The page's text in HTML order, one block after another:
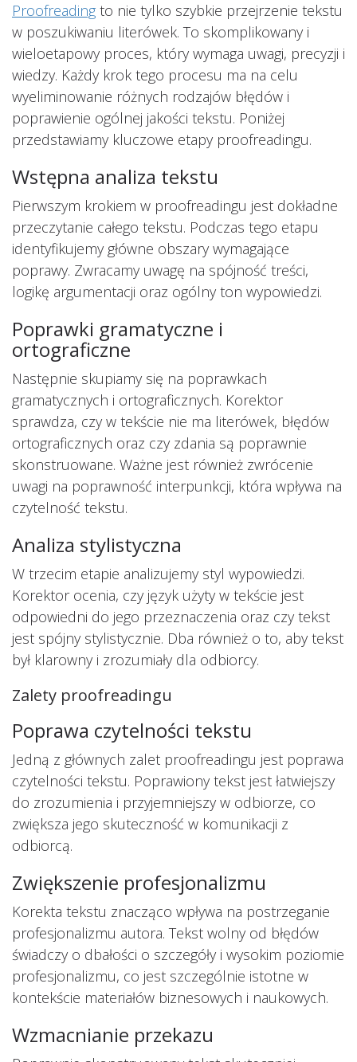
Proofreading to nie tylko szybkie przejrzenie tekstu
w poszukiwaniu literówek. To skomplikowany i
wieloetapowy proces, który wymaga uwagi, precyzji i
wiedzy. Każdy krok tego procesu ma na celu
wyeliminowanie różnych rodzajów błędów i
poprawienie ogólnej jakości tekstu. Poniżej
przedstawiamy kluczowe etapy proofreadingu.
Wstępna analiza tekstu
Pierwszym krokiem w proofreadingu jest dokładne
przeczytanie całego tekstu. Podczas tego etapu
identyfikujemy główne obszary wymagające
poprawy. Zwracamy uwagę na spójność treści,
logikę argumentacji oraz ogólny ton wypowiedzi.
Poprawki gramatyczne i
ortograficzne
Następnie skupiamy się na poprawkach
gramatycznych i ortograficznych. Korektor
sprawdza, czy w tekście nie ma literówek, błędów
ortograficznych oraz czy zdania są poprawnie
skonstruowane. Ważne jest również zwrócenie
uwagi na poprawność interpunkcji, która wpływa na
czytelność tekstu.
Analiza stylistyczna
W trzecim etapie analizujemy styl wypowiedzi.
Korektor ocenia, czy język użyty w tekście jest
odpowiedni do jego przeznaczenia oraz czy tekst
jest spójny stylistycznie. Dba również o to, aby tekst
był klarowny i zrozumiały dla odbiorcy.
Zalety proofreadingu
Poprawa czytelności tekstu
Jedną z głównych zalet proofreadingu jest poprawa
czytelności tekstu. Poprawiony tekst jest łatwiejszy
do zrozumienia i przyjemniejszy w odbiorze, co
zwiększa jego skuteczność w komunikacji z
odbiorcą.
Zwiększenie profesjonalizmu
Korekta tekstu znacząco wpływa na postrzeganie
profesjonalizmu autora. Tekst wolny od błędów
świadczy o dbałości o szczegóły i wysokim poziomie
profesjonalizmu, co jest szczególnie istotne w
kontekście materiałów biznesowych i naukowych.
Wzmacnianie przekazu